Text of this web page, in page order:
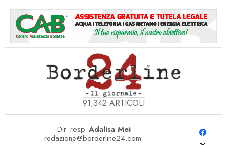
91,342 ARTICOLI
Dir. resp.:Adalisa Mei
redazione@borderline24.com